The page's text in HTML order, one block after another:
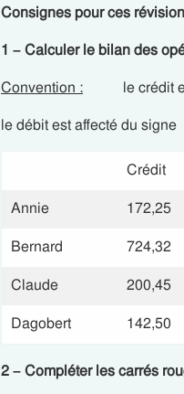
Consignes pour ces
1 – Calculer le bilan des
Convention : le crédit est
le débit est affecté du signe
Crédit
Annie
172,25
Bernard
724,32
Claude
200,45
Dagobert
142,50
2 – Compléter les carrés